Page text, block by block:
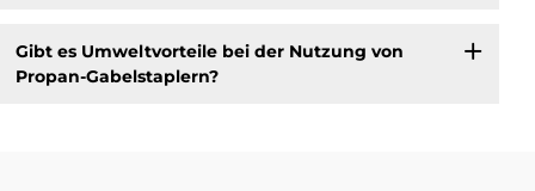
Gibt es Umweltvorteile bei der Nutzung von
Propan-Gabelstaplern?